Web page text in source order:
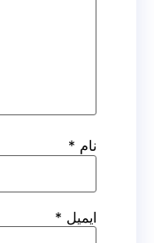
نام *
ایمیل *